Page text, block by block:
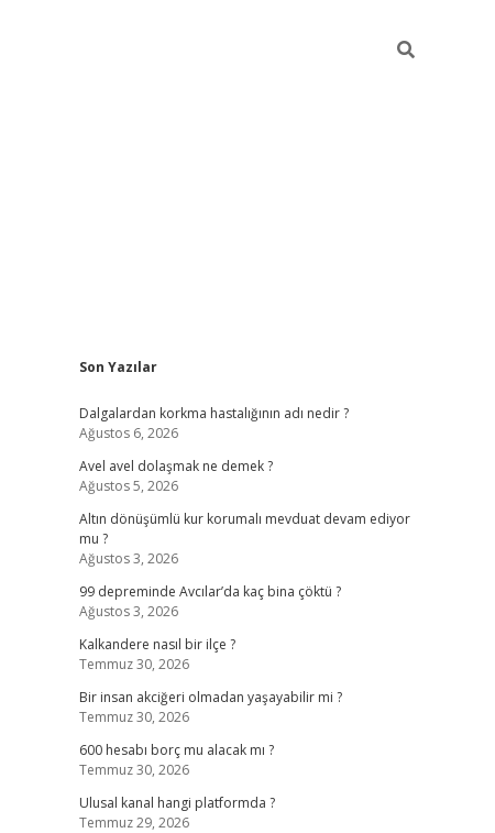
Sidebar
Son Yazılar
Dalgalardan korkma hastalığının adı nedir ?
Ağustos 6, 2026
Avel avel dolaşmak ne demek ?
Ağustos 5, 2026
Altın dönüşümlü kur korumalı mevduat devam ediyor
mu ?
Ağustos 3, 2026
99 depreminde Avcılar’da kaç bina çöktü ?
Ağustos 3, 2026
Kalkandere nasıl bir ilçe ?
Temmuz 30, 2026
Bir insan akciğeri olmadan yaşayabilir mi ?
Temmuz 30, 2026
600 hesabı borç mu alacak mı ?
Temmuz 30, 2026
Ulusal kanal hangi platformda ?
Temmuz 29, 2026